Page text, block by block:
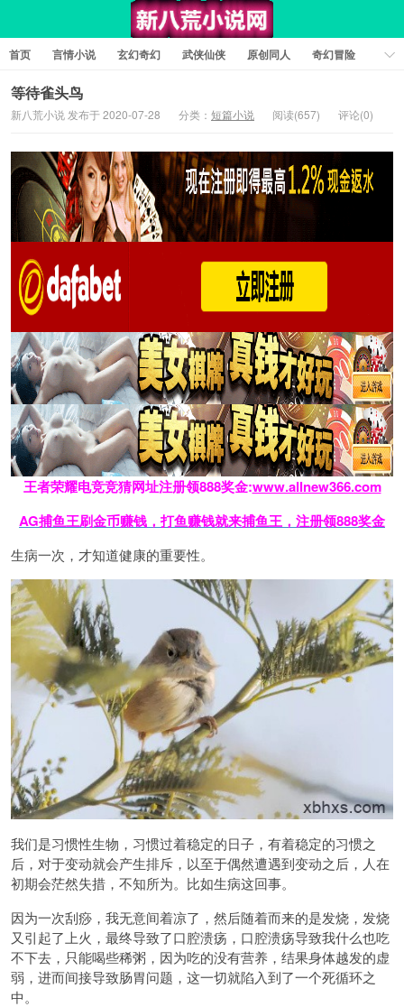
首页 言情小说 玄幻奇幻 武侠仙侠 原创同人
奇幻冒险
女性向小说
军事历史
短篇小说 科幻未来 经典文学 耽美小说
等待雀头鸟
新八荒小说 发布于 2020-07-28 分类： 短篇小说 阅读(657) 评论(0)
王者荣耀电竞竞猜网址注册领888奖金:www.allnew366.com
AG捕鱼王刷金币赚钱，打鱼赚钱就来捕鱼王，注册领888奖金
生病一次，才知道健康的重要性。
我们是习惯性生物，习惯过着稳定的日子，有着稳定的习惯之
后，对于变动就会产生排斥，以至于偶然遭遇到变动之后，人在
初期会茫然失措，不知所为。比如生病这回事。
因为一次刮痧，我无意间着凉了，然后随着而来的是发烧，发烧
又引起了上火，最终导致了口腔溃疡，口腔溃疡导致我什么也吃
不下去，只能喝些稀粥，因为吃的没有营养，结果身体越发的虚
弱，进而间接导致肠胃问题，这一切就陷入到了一个死循环之
中。